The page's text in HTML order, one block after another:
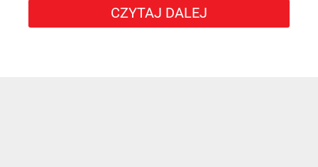
CZYTAJ DALEJ